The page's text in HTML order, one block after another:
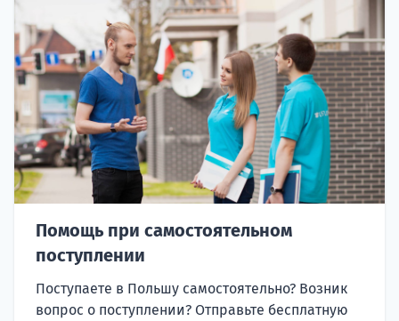
Помощь при самостоятельном
поступлении
Поступаете в Польшу самостоятельно? Возник
вопрос о поступлении? Отправьте бесплатную